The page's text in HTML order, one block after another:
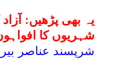
یہ بھی پڑھیں:
شہریوں کا
شرپسند عناصر